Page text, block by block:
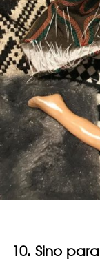
10. Sino